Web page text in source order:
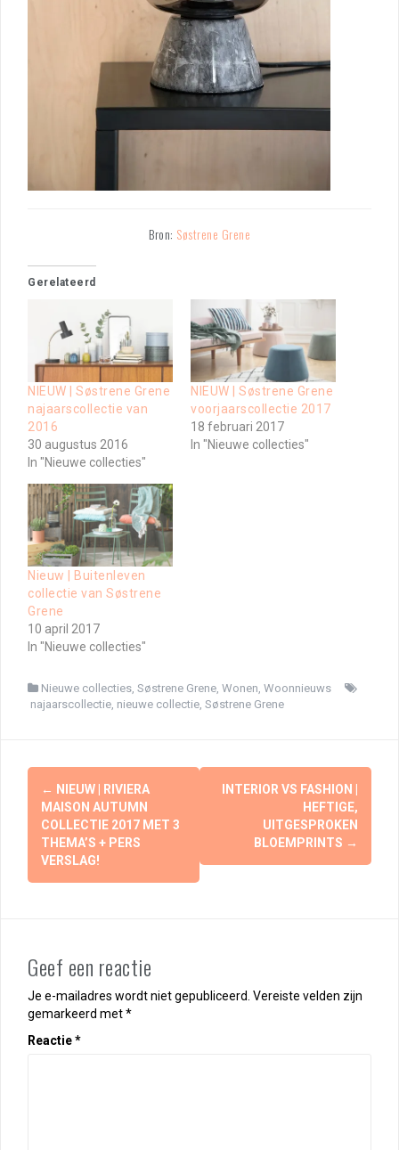
Bron: Søstrene Grene
Gerelateerd
NIEUW | Søstrene Grene
najaarscollectie van
2016
30 augustus 2016
In "Nieuwe collecties"
NIEUW | Søstrene Grene
voorjaarscollectie 2017
18 februari 2017
In "Nieuwe collecties"
Nieuw | Buitenleven
collectie van Søstrene
Grene
10 april 2017
In "Nieuwe collecties"
Nieuwe collecties, Søstrene Grene, Wonen, Woonnieuws
najaarscollectie, nieuwe collectie, Søstrene Grene
Berichtnavigatie
← NIEUW | RIVIERA
MAISON AUTUMN
COLLECTIE 2017 MET 3
THEMA’S + PERS
VERSLAG!
INTERIOR VS FASHION |
HEFTIGE,
UITGESPROKEN
BLOEMPRINTS →
Geef een reactie
Je e-mailadres wordt niet gepubliceerd. Vereiste velden zijn
gemarkeerd met*
Reactie*